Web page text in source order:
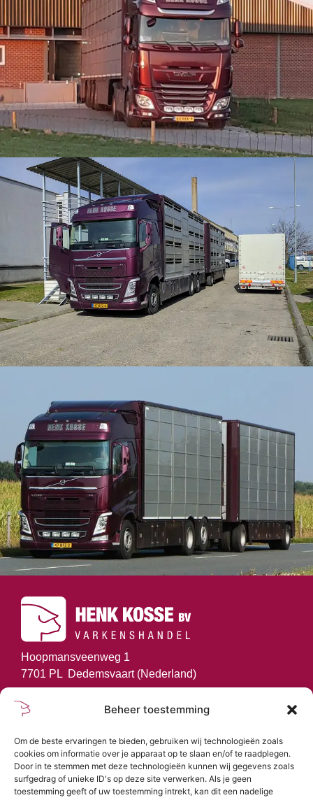
Beheer toestemming
Om de beste ervaringen te bieden, gebruiken wij technologieën zoals
cookies om informatie over je apparaat op te slaan en/of te raadplegen.
Door in te stemmen met deze technologieën kunnen wij gegevens zoals
surfgedrag of unieke ID's op deze site verwerken. Als je geen
toestemming geeft of uw toestemming intrekt, kan dit een nadelige
Hoopmansveenweg 1
7701 PL Dedemsvaart (Nederland)
info@henkkosse.com
GA NAAR
Home